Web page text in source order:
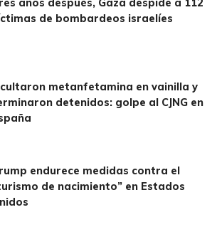
años después, Gaza despide a 112
de bombardeos israelíes
metanfetamina en vainilla y
detenidos: golpe al CJNG en
endurece medidas contra el
de nacimiento” en Estados